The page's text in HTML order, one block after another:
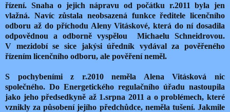
řízení. Snaha o jejich nápravu od počátku r.2011 byla jen
vlažná. Navíc zůstala neobsazená funkce ředitele licenčního
odboru až do příchodu Aleny Vitáskové, která do ní dosadila
odpovědnou a odborně vyspělou Michaelu Schneidrovou.
V mezidobí se sice jakýsi úředník vydával za pověřeného
řízením licenčního odboru, ale pověření neměl.
S pochybeními z r.2010 neměla Alena Vitásková nic
společného. Do Energetického regulačního úřadu nastoupila
jako jeho předsedkyně až 1.srpna 2011 a o problémech, které
vznikly za působení jejího předchůdce, neměla tušení. Jakmile